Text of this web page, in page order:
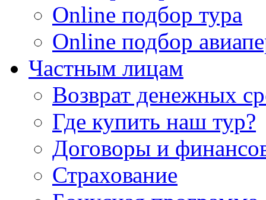
Online подбор тура
Online подбор
Частным лицам
Возврат денежных
Где купить наш тур?
Договоры и
Страхование